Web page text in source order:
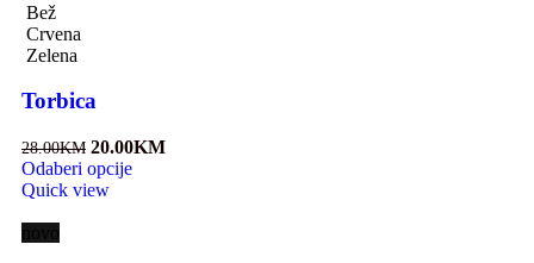
Bež
Crvena
Zelena
Torbica
28.00KM 20.00KM
Odaberi opcije
Quick view